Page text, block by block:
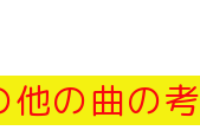
の曲の